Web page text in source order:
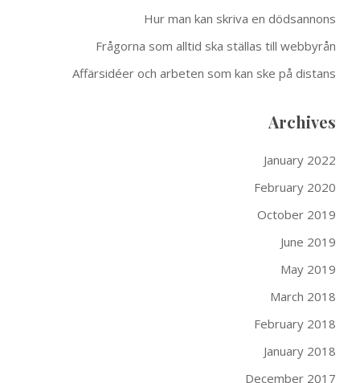
Hur man kan skriva en dödsannons
Frågorna som alltid ska ställas till webbyrån
Affärsidéer och arbeten som kan ske på distans
Archives
January 2022
February 2020
October 2019
June 2019
May 2019
March 2018
February 2018
January 2018
December 2017